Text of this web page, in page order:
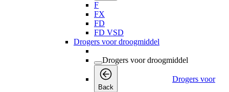
F
FX
FD
FD VSD
Drogers voor droogmiddel
Drogers voor droogmiddel
Back
Drogers voor